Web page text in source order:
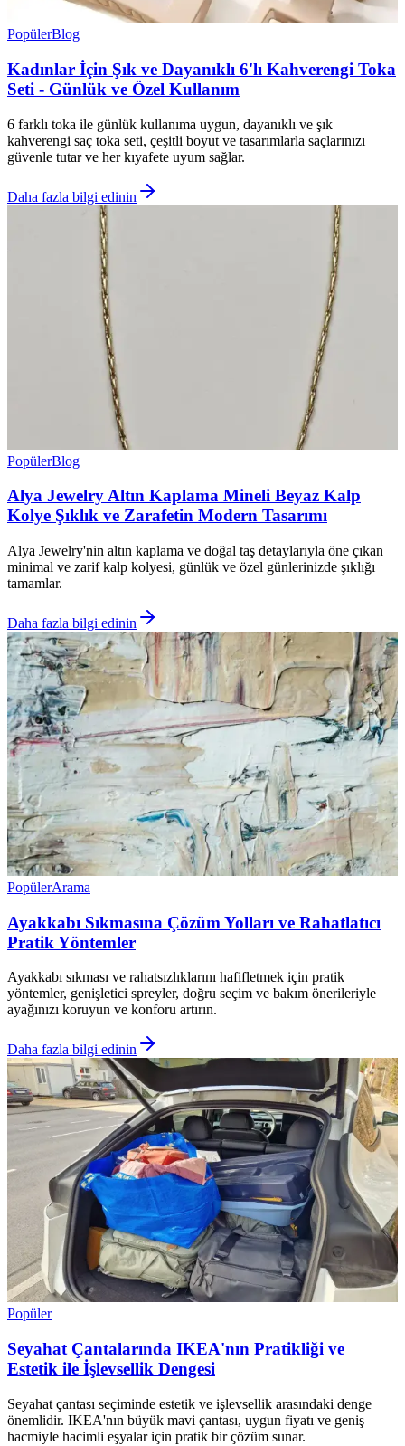
PopülerBlog
Kadınlar İçin Şık ve Dayanıklı 6'lı Kahverengi Toka
Seti - Günlük ve Özel Kullanım
6 farklı toka ile günlük kullanıma uygun, dayanıklı ve şık
kahverengi saç toka seti, çeşitli boyut ve tasarımlarla saçlarınızı
güvenle tutar ve her kıyafete uyum sağlar.
Daha fazla bilgi edinin
PopülerBlog
Alya Jewelry Altın Kaplama Mineli Beyaz Kalp
Kolye Şıklık ve Zarafetin Modern Tasarımı
Alya Jewelry'nin altın kaplama ve doğal taş detaylarıyla öne çıkan
minimal ve zarif kalp kolyesi, günlük ve özel günlerinizde şıklığı
tamamlar.
Daha fazla bilgi edinin
PopülerArama
Ayakkabı Sıkmasına Çözüm Yolları ve Rahatlatıcı
Pratik Yöntemler
Ayakkabı sıkması ve rahatsızlıklarını hafifletmek için pratik
yöntemler, genişletici spreyler, doğru seçim ve bakım önerileriyle
ayağınızı koruyun ve konforu artırın.
Daha fazla bilgi edinin
Popüler
Seyahat Çantalarında IKEA'nın Pratikliği ve
Estetik ile İşlevsellik Dengesi
Seyahat çantası seçiminde estetik ve işlevsellik arasındaki denge
önemlidir. IKEA'nın büyük mavi çantası, uygun fiyatı ve geniş
hacmiyle hacimli eşyalar için pratik bir çözüm sunar.